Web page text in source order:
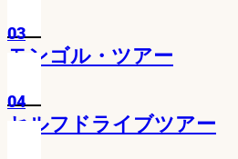
03
モンゴル・ツアー
04
セルフドライブツアー